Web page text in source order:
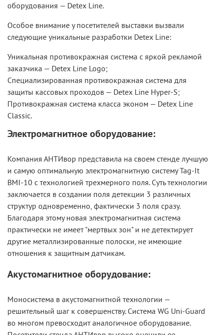
оборудования — Detex Line.
Особое внимание у посетителей выставки вызвали
следующие уникальные разработки Detex Line:
Уникальная противокражная система с яркой рекламой
заказчика — Detex Line Logo;
Специализированная противокражная система для
защиты кассовых проходов — Detex Line Hyper-S;
Противокражная система класса эконом — Detex Line
Classic.
Электромагнитное оборудование:
Компания АНТИвор представила на своем стенде лучшую
и самую оптимальную электромагнитную систему Tag-It
BMI-10 с технологией трехмерного поля. Суть технологии
заключается в создании поля детекции 3 различных
структур одновременно, фактически 3 поля сразу.
Благодаря этому новая электромагнитная система
практически не имеет "мертвых зон" и не детектирует
другие металлизированные полоски, не имеющие
отношения к защитным датчикам.
Акустомагнитное оборудование:
Моносистема в акустомагнитной технологии —
решительный шаг к совершенству. Система WG Uni-Guard
во многом превосходит аналогичное оборудование.